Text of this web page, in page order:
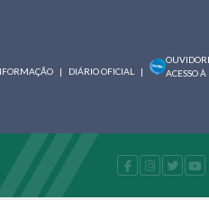
| DIÁRIO OFICIAL |
ACESSO